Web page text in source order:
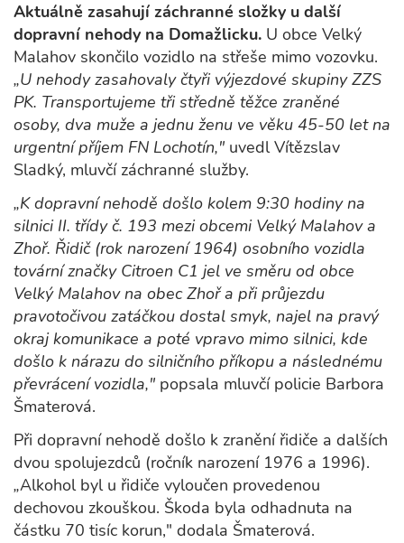
Aktuálně zasahují záchranné složky u další
dopravní nehody na Domažlicku. U obce Velký
Malahov skončilo vozidlo na střeše mimo vozovku.
„U nehody zasahovaly čtyři výjezdové skupiny ZZS
PK. Transportujeme tři středně těžce zraněné
osoby, dva muže a jednu ženu ve věku 45-50 let na
urgentní příjem FN Lochotín," uvedl Vítězslav
Sladký, mluvčí záchranné služby.
„K dopravní nehodě došlo kolem 9:30 hodiny na
silnici II. třídy č. 193 mezi obcemi Velký Malahov a
Zhoř. Řidič (rok narození 1964) osobního vozidla
tovární značky Citroen C1 jel ve směru od obce
Velký Malahov na obec Zhoř a při průjezdu
pravotočivou zatáčkou dostal smyk, najel na pravý
okraj komunikace a poté vpravo mimo silnici, kde
došlo k nárazu do silničního příkopu a následnému
převrácení vozidla," popsala mluvčí policie Barbora
Šmaterová.
Při dopravní nehodě došlo k zranění řidiče a dalších
dvou spolujezdců (ročník narození 1976 a 1996).
„Alkohol byl u řidiče vyloučen provedenou
dechovou zkouškou. Škoda byla odhadnuta na
částku 70 tisíc korun," dodala Šmaterová.